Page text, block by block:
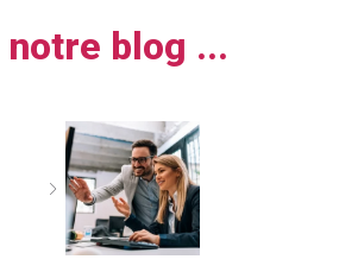
notre blog ...